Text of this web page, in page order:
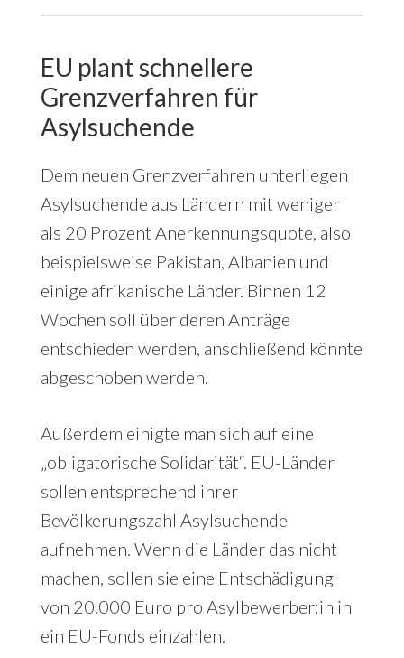
EU plant schnellere
Grenzverfahren für
Asylsuchende
Dem neuen Grenzverfahren unterliegen
Asylsuchende aus Ländern mit weniger
als 20 Prozent Anerkennungsquote, also
beispielsweise Pakistan, Albanien und
einige afrikanische Länder. Binnen 12
Wochen soll über deren Anträge
entschieden werden, anschließend könnte
abgeschoben werden.
Außerdem einigte man sich auf eine
„obligatorische Solidarität“. EU-Länder
sollen entsprechend ihrer
Bevölkerungszahl Asylsuchende
aufnehmen. Wenn die Länder das nicht
machen, sollen sie eine Entschädigung
von 20.000 Euro pro Asylbewerber:in in
ein EU-Fonds einzahlen.